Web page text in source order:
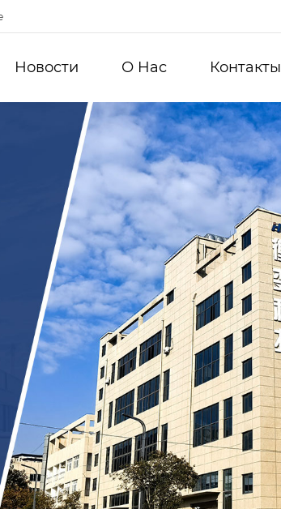
Новости О Hас Контакты